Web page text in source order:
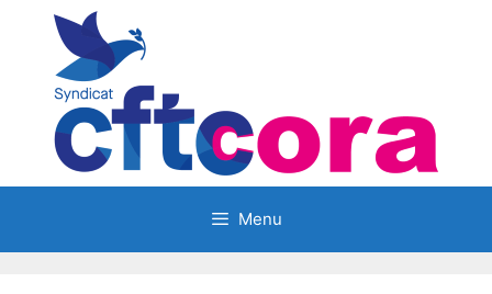
contenu
Menu